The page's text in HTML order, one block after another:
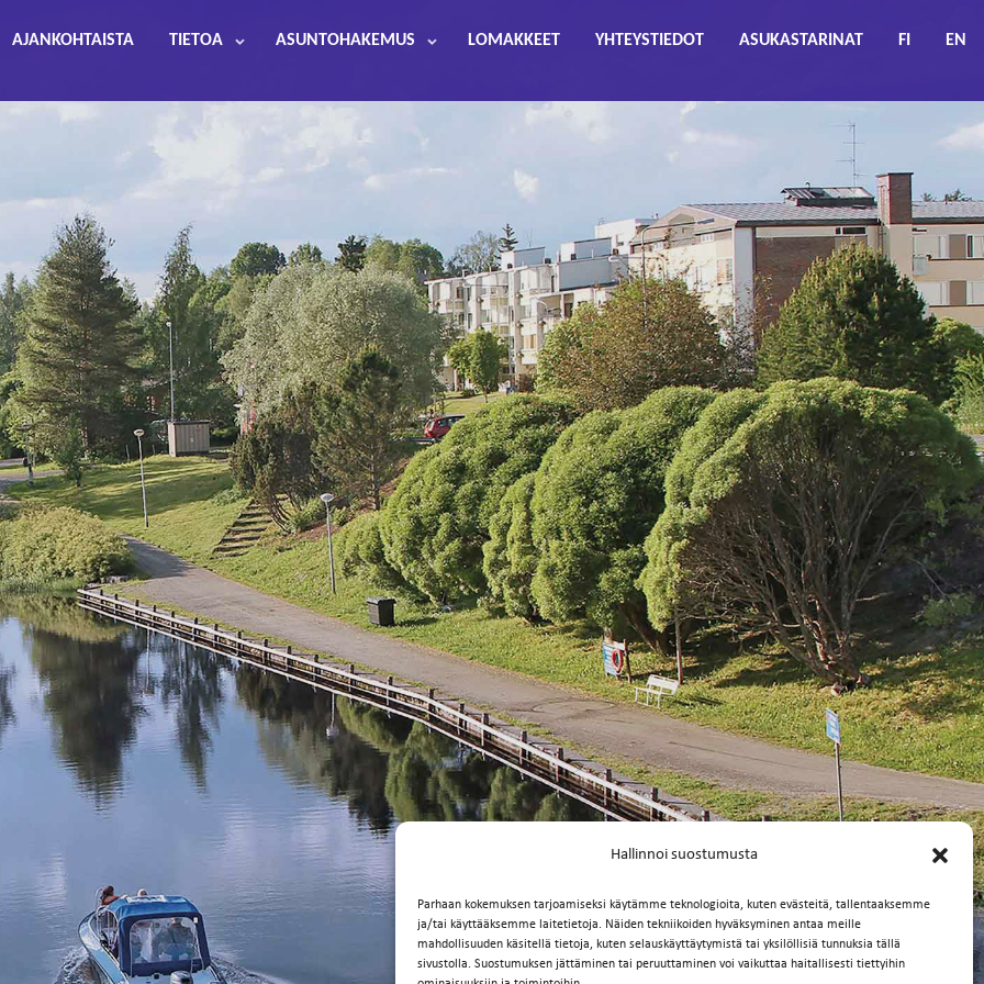
Hallinnoi suostumusta
Parhaan kokemuksen tarjoamiseksi käytämme teknologioita, kuten evästeitä, tallentaaksemme
ja/tai käyttääksemme laitetietoja. Näiden tekniikoiden hyväksyminen antaa meille
mahdollisuuden käsitellä tietoja, kuten selauskäyttäytymistä tai yksilöllisiä tunnuksia tällä
sivustolla. Suostumuksen jättäminen tai peruuttaminen voi vaikuttaa haitallisesti tiettyihin
AJANKOHTAISTA TIETOA ASUNTOHAKEMUS LOMAKKEET YHTEYSTIEDOT ASUKASTARINAT FI EN